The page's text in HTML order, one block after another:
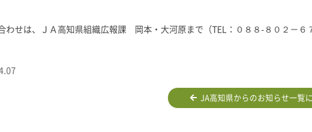
わせは、ＪＡ高知県組織広報課 岡本・大河原まで（TEL：０８８-８０２－６
JA高知県からのお知らせ一覧